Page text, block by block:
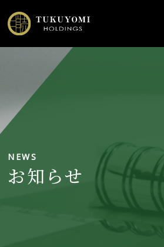
NEWS
お知らせ